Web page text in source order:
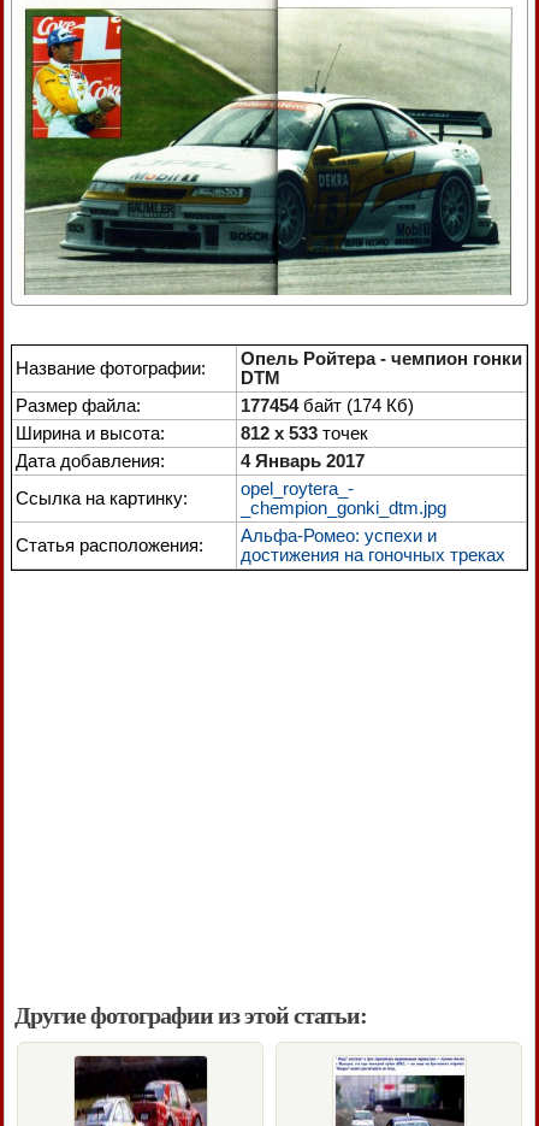
Название фотографии:
Опель Ройтера - чемпион гонки
DTM
Размер файла:
177454байт (174 Кб)
Ширина и высота:
812 x 533 точек
Дата добавления:
4 Январь 2017
Ссылка на картинку:
opel_roytera_-
_chempion_gonki_dtm.jpg
Статья расположения:
Альфа-Ромео: успехи и
достижения на гоночных треках
Другие фотографии из этой статьи: